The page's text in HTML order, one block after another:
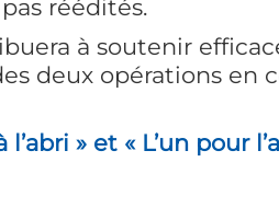
réédités.
à soutenir
deux opérations en
» et « L’un pour